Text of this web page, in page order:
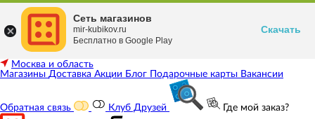
Москва и область
Магазины Доставка Акции Блог Подарочные карты Вакансии
Обратная связь Клуб Друзей Где мой заказ?
Сеть магазинов
mir-kubikov.ru
Бесплатно в Google Play
Скачать